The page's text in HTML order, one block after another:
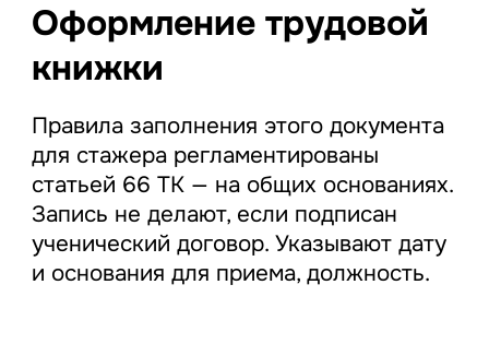
Оформление трудовой
книжки
Правила заполнения этого документа
для стажера регламентированы
статьей 66 ТК — на общих основаниях.
Запись не делают, если подписан
ученический договор. Указывают дату
и основания для приема, должность.